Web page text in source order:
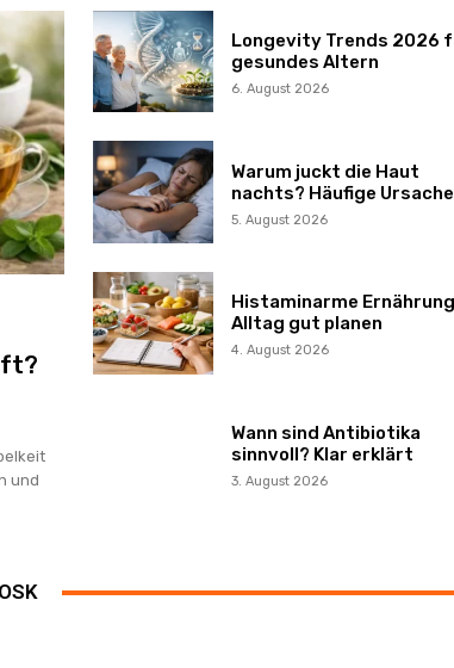
und
Longevity Trends 2026
gesundes Altern
6. August 2026
Warum juckt die Haut
nachts? Häufige
5. August 2026
Histaminarme
Alltag gut planen
4. August 2026
Wann sind Antibiotika
sinnvoll? Klar erklärt
3. August 2026